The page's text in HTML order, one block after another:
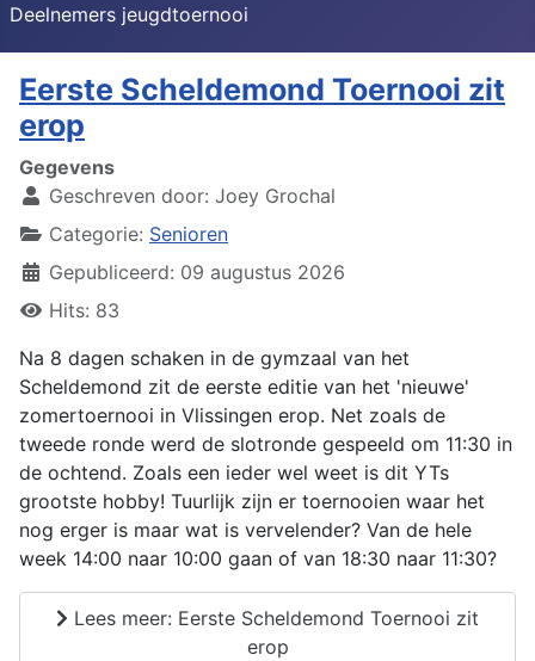
Deelnemers jeugdtoernooi
Eerste Scheldemond Toernooi zit
erop
Gegevens
Geschreven door: Joey Grochal
Categorie: Senioren
Gepubliceerd: 09 augustus 2026
Hits: 83
Na 8 dagen schaken in de gymzaal van het
Scheldemond zit de eerste editie van het 'nieuwe'
zomertoernooi in Vlissingen erop. Net zoals de
tweede ronde werd de slotronde gespeeld om 11:30 in
de ochtend. Zoals een ieder wel weet is dit YTs
grootste hobby! Tuurlijk zijn er toernooien waar het
nog erger is maar wat is vervelender? Van de hele
week 14:00 naar 10:00 gaan of van 18:30 naar 11:30?
Lees meer: Eerste Scheldemond Toernooi zit
erop